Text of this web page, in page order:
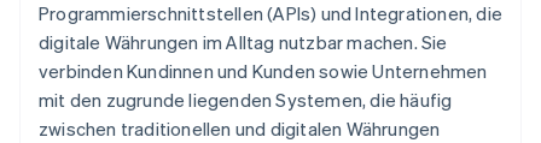
Programmierschnittstellen (APIs) und Integrationen, die
digitale Währungen im Alltag nutzbar machen. Sie
verbinden Kundinnen und Kunden sowie Unternehmen
mit den zugrunde liegenden Systemen, die häufig
zwischen traditionellen und digitalen Währungen